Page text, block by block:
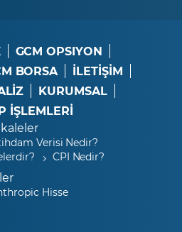
GCM OPSIYON
BORSA
İLETİŞİM
KURUMSAL
İŞLEMLERİ
Verisi Nedir?
CPI Nedir?
Hisse